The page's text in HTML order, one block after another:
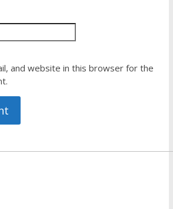
and website in this browser for the